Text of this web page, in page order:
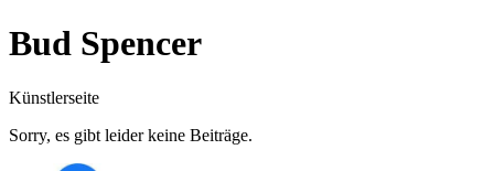
Bud Spencer
Künstlerseite
Sorry, es gibt leider keine Beiträge.